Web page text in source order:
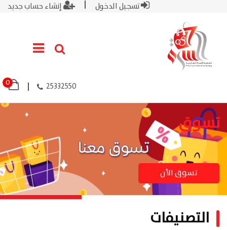
تسجيل الدخول إنشاء حساب جديد
25332550
0
تسوق
تسوق الأن
التصنيفات